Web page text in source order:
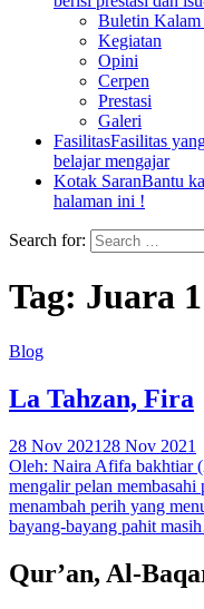
Buletin Kalam
Kegiatan
Opini
Cerpen
Prestasi
Galeri
FasilitasFasilitas
belajar mengajar
Kotak SaranBantu
halaman ini !
Search for:
Tag: Juara
Blog
La Tahzan, Fira
28 Nov 2021 28 Nov 2021
Oleh: Naira Afifa bakhtiar
mengalir pelan
menambah perih yang
bayang-bayang pahit
Qur’an, Al-